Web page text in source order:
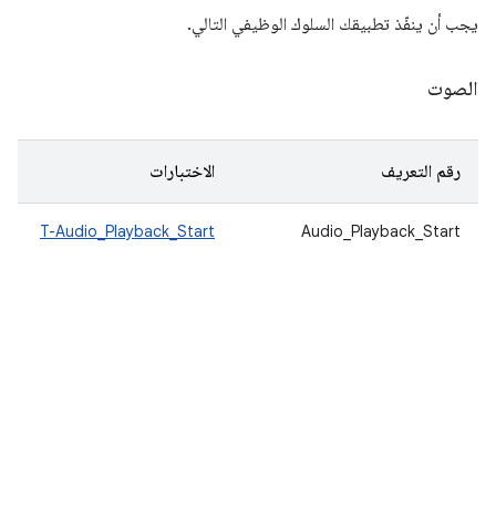
يجب أن ينفّذ تطبيقك السلوك الوظيفي التالي.
الصوت
رقم التعريف الاختبارات
Audio_Playback_Start
T-Audio_Playback_Start